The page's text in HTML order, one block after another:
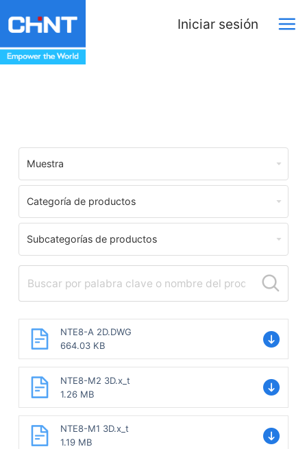
Iniciar sesión
Muestra
Categoría de productos
Subcategorías de productos
NTE8-A 2D.DWG
664.03 KB
NTE8-M2 3D.x_t
1.26 MB
NTE8-M1 3D.x_t
1.19 MB